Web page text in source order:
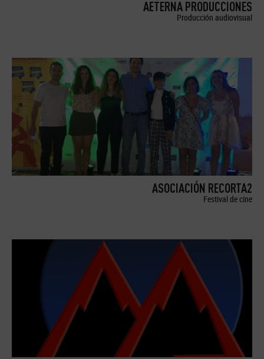
AETERNA PRODUCCIONES
Producción audiovisual
ASOCIACIÓN RECORTA2
Festival de cine